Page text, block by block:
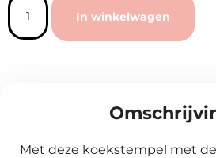
In winkelwagen
Met deze koekstempel met